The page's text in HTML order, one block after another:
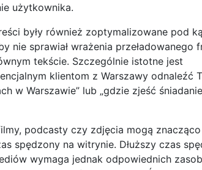
użytkownika.
były również zoptymalizowane pod
sprawiał wrażenia przeładowanego
tekście. Szczególnie istotne jest
klientom z Warszawy odnaleźć
w Warszawie” lub „gdzie zjeść
podcasty czy zdjęcia mogą znacząco
spędzony na witrynie. Dłuższy czas
wymaga jednak odpowiednich